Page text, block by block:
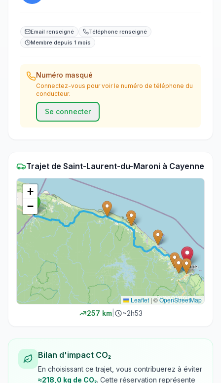
Email renseigné
Téléphone renseigné
Membre depuis 1 mois
Numéro masqué
Connectez-vous pour voir le numéro de téléphone du
conducteur.
Se connecter
Trajet de Saint-Laurent-du-Maroni à Cayenne
+
−
Leaflet | ©OpenStreetMap
257 km| ~2h53
Bilan d'impact CO₂
En choisissant ce trajet, vous contribuerez à éviter
≈218,0 kg de CO₂. Cette réservation représente